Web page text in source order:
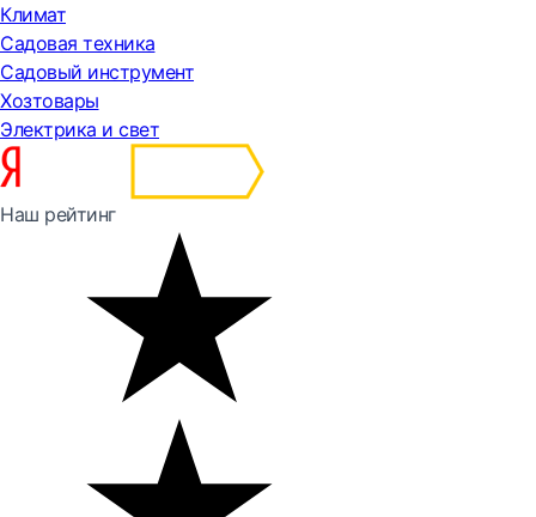
Климат
Садовая техника
Садовый инструмент
Хозтовары
Электрика и свет
Наш рейтинг